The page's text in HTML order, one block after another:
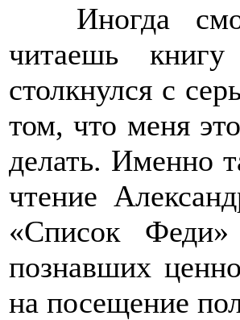
Иногда
читаешь
столкнулся с
том, что меня
делать. Именно
чтение
«Список Феди»
познавших
на посещение